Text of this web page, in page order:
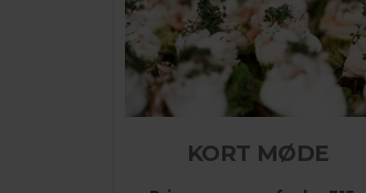
KORT MØDE